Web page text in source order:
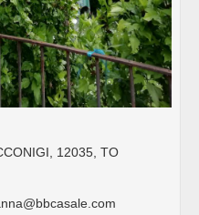
12035, TO